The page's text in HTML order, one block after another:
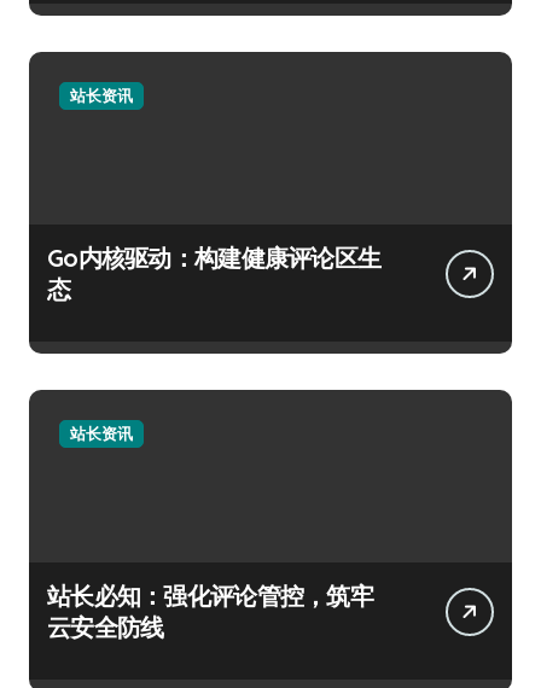
站长资讯
Go内核驱动：构建健康评论区生
态
站长资讯
站长必知：强化评论管控，筑牢
云安全防线